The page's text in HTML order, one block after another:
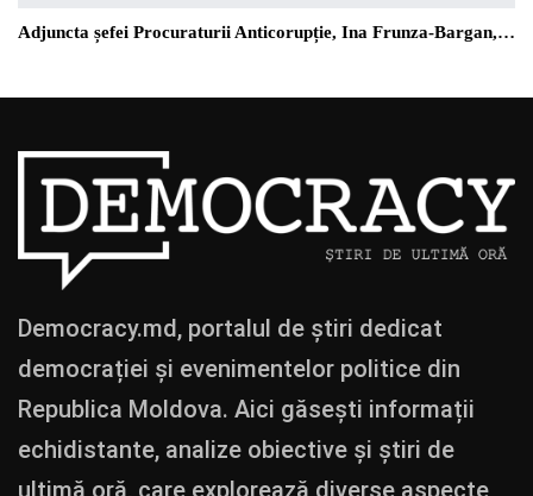
Adjuncta șefei Procuraturii Anticorupție, Ina Frunza-Bargan,…
Democracy.md, portalul de știri dedicat
democrației și evenimentelor politice din
Republica Moldova. Aici găsești informații
echidistante, analize obiective și știri de
ultimă oră, care explorează diverse aspecte